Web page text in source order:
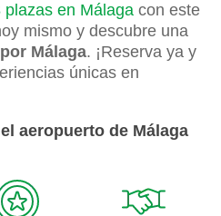
en Málaga con este
mismo y descubre una
Málaga. ¡Reserva ya y
únicas en
aeropuerto de Málaga